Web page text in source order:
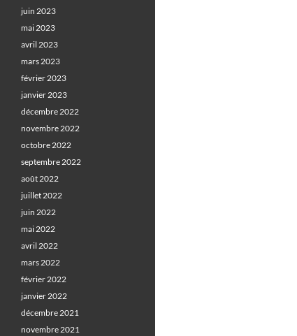
juin 2023
mai 2023
avril 2023
mars 2023
février 2023
janvier 2023
décembre 2022
novembre 2022
octobre 2022
septembre 2022
août 2022
juillet 2022
juin 2022
mai 2022
avril 2022
mars 2022
février 2022
janvier 2022
décembre 2021
novembre 2021